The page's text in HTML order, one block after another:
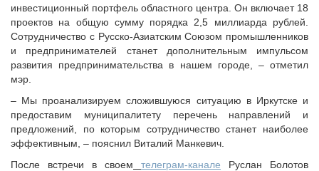
Новости ТОС
Лучшие практики ТОС
ЮРИДИЧЕСКИЙ СОВЕТ
Новости юридического совета
инвестиционный портфель областного центра. Он включает 18
проектов на общую сумму порядка 2,5 миллиарда рублей.
Сотрудничество с Русско-Азиатским Союзом промышленников
и предпринимателей станет дополнительным импульсом
развития предпринимательства в нашем городе, – отметил
мэр.
– Мы проанализируем сложившуюся ситуацию в Иркутске и
предоставим муниципалитету перечень направлений и
предложений, по которым сотрудничество станет наиболее
эффективным, – пояснил Виталий Манкевич.
После встречи в своем
телеграм-канале Руслан Болотов